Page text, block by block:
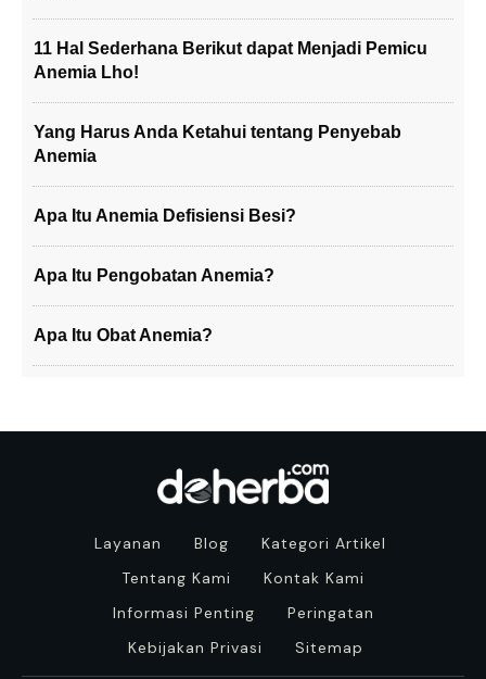
11 Hal Sederhana Berikut dapat Menjadi Pemicu
Anemia Lho!
Yang Harus Anda Ketahui tentang Penyebab
Anemia
Apa Itu Anemia Defisiensi Besi?
Apa Itu Pengobatan Anemia?
Apa Itu Obat Anemia?
Layanan Blog
Kategori Artikel
Tentang Kami
Kontak Kami
Informasi Penting
Peringatan
Kebijakan Privasi
Sitemap